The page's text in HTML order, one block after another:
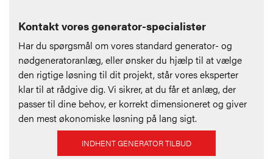
Kontakt vores generator-specialister
Har du spørgsmål om vores standard generator- og
nødgeneratoranlæg, eller ønsker du hjælp til at vælge
den rigtige løsning til dit projekt, står vores eksperter
klar til at rådgive dig. Vi sikrer, at du får et anlæg, der
passer til dine behov, er korrekt dimensioneret og giver
den mest økonomiske løsning på lang sigt.
INDHENT GENERATOR TILBUD